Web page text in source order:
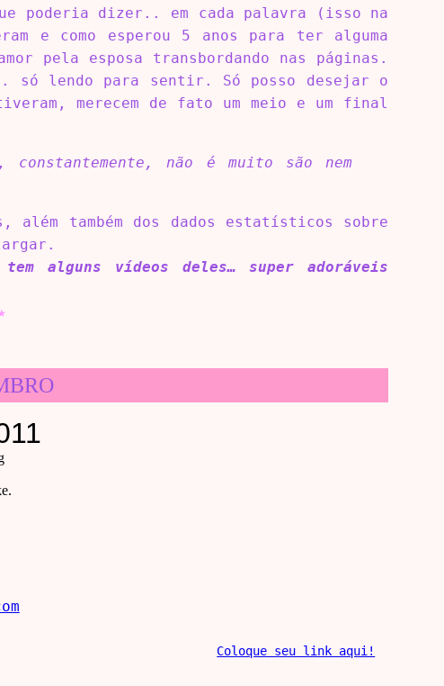
poderia dizer.. em cada palavra (isso na
e como esperou 5 anos para ter alguma
pela esposa transbordando nas páginas.
só lendo para sentir. Só posso desejar o
merecem de fato um meio e um final
constantemente, não é muito são nem
também dos dados estatísticos sobre
alguns vídeos deles… super adoráveis
Coloque seu link aqui!